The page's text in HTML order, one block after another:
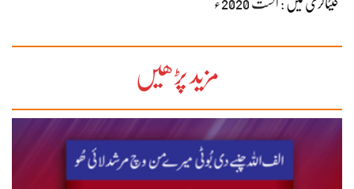
کیٹاگری میں : اگست 2020ء
مزید پڑھیں